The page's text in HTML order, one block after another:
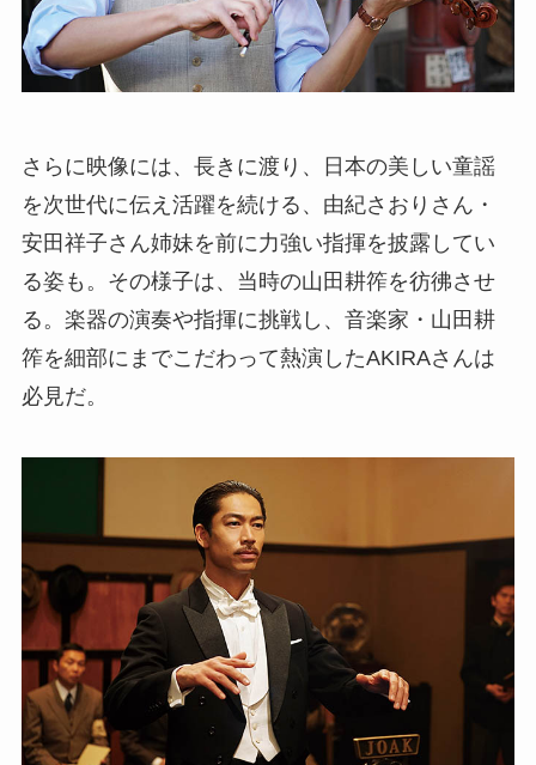
さらに映像には、長きに渡り、日本の美しい童謡
を次世代に伝え活躍を続ける、由紀さおりさん・
安田祥子さん姉妹を前に力強い指揮を披露してい
る姿も。その様子は、当時の山田耕筰を彷彿させ
る。楽器の演奏や指揮に挑戦し、音楽家・山田耕
筰を細部にまでこだわって熱演したAKIRAさんは
必見だ。